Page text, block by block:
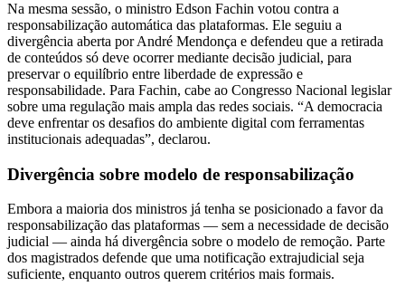
Na mesma sessão, o ministro Edson Fachin votou contra a
responsabilização automática das plataformas. Ele seguiu a
divergência aberta por André Mendonça e defendeu que a retirada
de conteúdos só deve ocorrer mediante decisão judicial, para
preservar o equilíbrio entre liberdade de expressão e
responsabilidade. Para Fachin, cabe ao Congresso Nacional legislar
sobre uma regulação mais ampla das redes sociais. “A democracia
deve enfrentar os desafios do ambiente digital com ferramentas
institucionais adequadas”, declarou.
Divergência sobre modelo de responsabilização
Embora a maioria dos ministros já tenha se posicionado a favor da
responsabilização das plataformas — sem a necessidade de decisão
judicial — ainda há divergência sobre o modelo de remoção. Parte
dos magistrados defende que uma notificação extrajudicial seja
suficiente, enquanto outros querem critérios mais formais.